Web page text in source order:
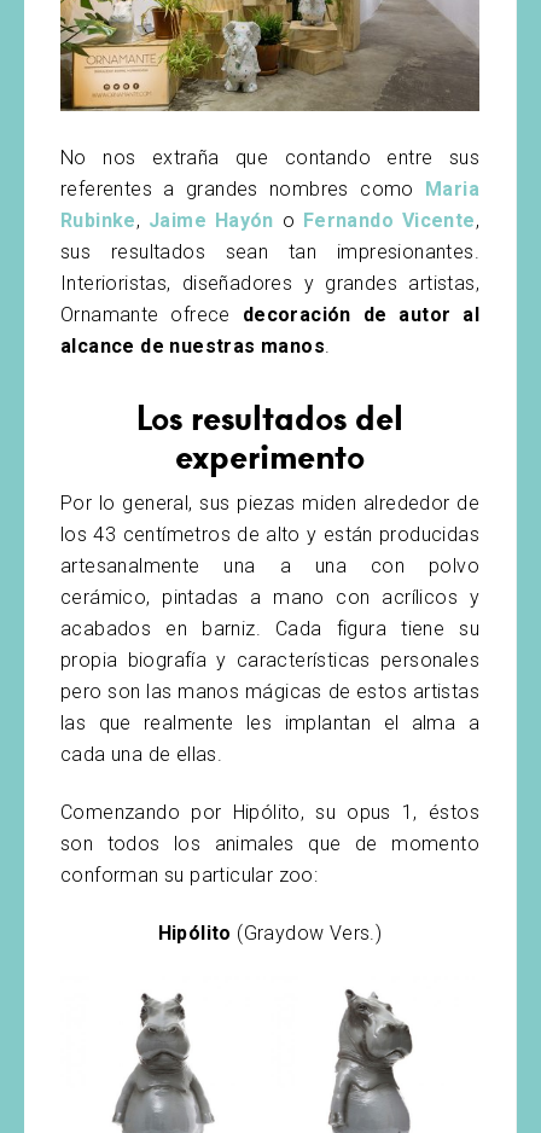
No nos extraña que contando entre sus
referentes a grandes nombres como
Maria
Rubinke, Jaime Hayón o Fernando Vicente,
sus resultados sean tan impresionantes.
Interioristas, diseñadores y grandes artistas,
Ornamante ofrece decoración de autor al
alcance de nuestras manos.
Los resultados del
experimento
Por lo general, sus piezas miden alrededor de
los 43 centímetros de alto y están producidas
artesanalmente una a una con polvo
cerámico, pintadas a mano con acrílicos y
acabados en barniz. Cada figura tiene su
propia biografía y características personales
pero son las manos mágicas de estos artistas
las que realmente les implantan el alma a
cada una de ellas.
Comenzando por Hipólito, su opus 1, éstos
son todos los animales que de momento
conforman su particular zoo:
Hipólito (Graydow Vers.)